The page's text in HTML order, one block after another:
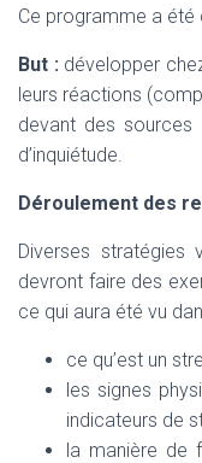
Ce programme a été
But : développer
leurs réactions
devant des sources
d’inquiétude.
Déroulement des
Diverses stratégies
devront faire des
ce qui aura été vu
ce qu’est un
les signes
indicateurs de
la manière de